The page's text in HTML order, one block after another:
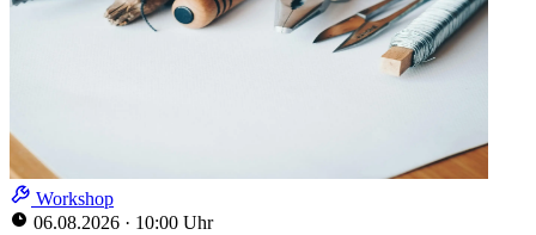
Workshop
06.08.2026 · 10:00 Uhr